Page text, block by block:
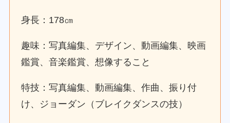
身長：178㎝
趣味：写真編集、デザイン、動画編集、映画
鑑賞、音楽鑑賞、想像すること
特技：写真編集、動画編集、作曲、振り付
け、ジョーダン（ブレイクダンスの技）